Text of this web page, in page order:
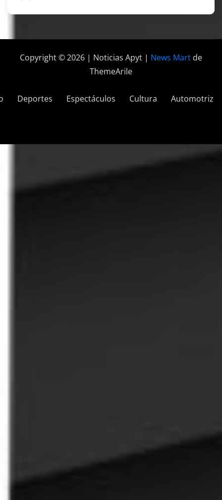
Copyright © 2026 | Noticias Apyt | News Mart de
ThemeArile
Deportes Espectáculos Cultura Automotriz